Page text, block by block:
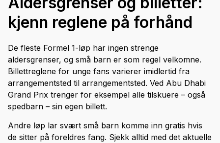
kjenn reglene på forhånd
De fleste Formel 1-løp har ingen strenge
aldersgrenser, og små barn er som regel velkomne.
Billettreglene for unge fans varierer imidlertid fra
arrangementsted til arrangementsted. Ved Abu Dhabi
Grand Prix trenger for eksempel alle tilskuere – også
spedbarn – sin egen billett.
Andre løp lar svært små barn komme inn gratis hvis
de sitter på foreldres fang. Sjekk alltid med det aktuelle